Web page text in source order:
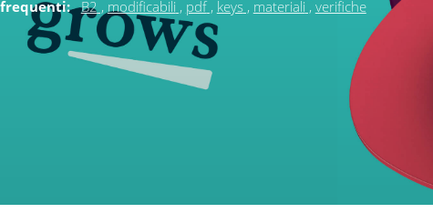
B2 modificabili pdf keys materiali verifiche